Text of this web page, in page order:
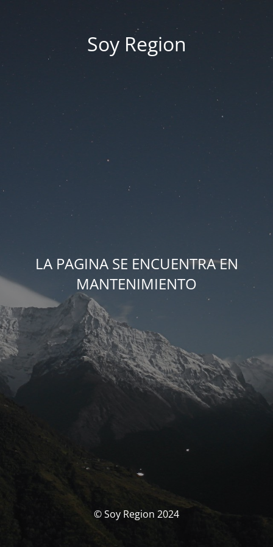
Soy Region
LA PAGINA SE ENCUENTRA EN
MANTENIMIENTO
© Soy Region 2024